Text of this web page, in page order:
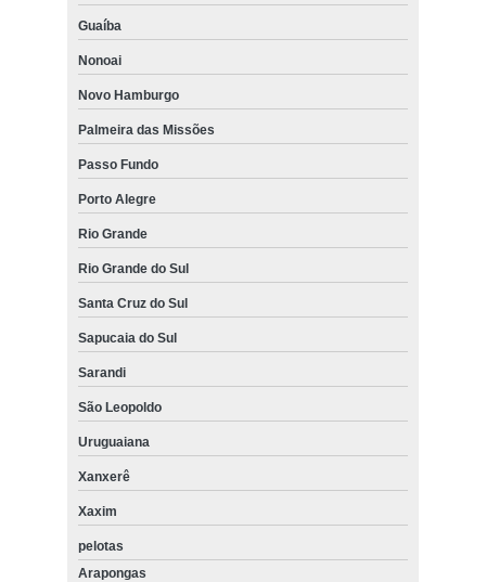
Guaíba
Nonoai
Novo Hamburgo
Palmeira das Missões
Passo Fundo
Porto Alegre
Rio Grande
Rio Grande do Sul
Santa Cruz do Sul
Sapucaia do Sul
Sarandi
São Leopoldo
Uruguaiana
Xanxerê
Xaxim
pelotas
Arapongas